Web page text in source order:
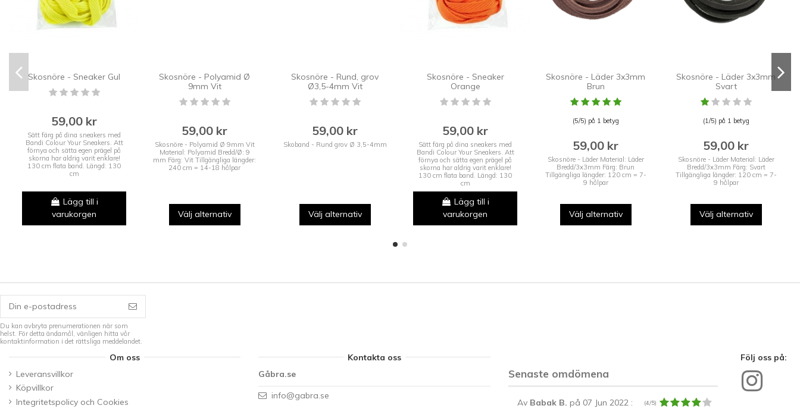
Skosnöre - Sneaker Gul
59,00 kr
Sätt färg på dina sneakers med
Bandi Colour Your Sneakers. Att
förnya och sätta egen prägel på
skorna har aldrig varit enklare!
130 cm flata band. Längd: 130
cm
Lägg till i
varukorgen
Skosnöre - Polyamid Ø
9mm Vit
59,00 kr
Skosnöre - Polyamid Ø 9mm Vit
Material: Polyamid Bredd/Ø: 9
mm Färg: Vit Tillgängliga längder:
240 cm = 14-18 hålpar
Välj alternativ
Skosnöre - Rund, grov
Ø3,5-4mm Vit
59,00 kr
Skoband - Rund grov Ø 3,5-4mm
Välj alternativ
Skosnöre - Sneaker
Orange
59,00 kr
Sätt färg på dina sneakers med
Bandi Colour Your Sneakers. Att
förnya och sätta egen prägel på
skorna har aldrig varit enklare!
130 cm flata band. Längd: 130
cm
Lägg till i
varukorgen
Skosnöre - Läder 3x3mm
Brun
(5/5) på 1 betyg
59,00 kr
Skosnöre - Läder Material: Läder
Bredd/3x3mm Färg: Brun
Tillgängliga längder: 120 cm = 7-
9 hålpar
Välj alternativ
Skosnöre - Läder 3x3mm
Svart
(1/5) på 1 betyg
59,00 kr
Skosnöre - Läder Material: Läder
Bredd/3x3mm Färg: Svart
Tillgängliga längder: 120 cm = 7-
9 hålpar
Välj alternativ
Du kan avbryta prenumerationen när som
helst. För detta ändamål, vänligen hitta vår
kontaktinformation i det rättsliga meddelandet.
Om oss
Leveransvillkor
Köpvillkor
Integritetspolicy och Cookies
Kontakta oss
Gåbra.se
info@gabra.se
Senaste omdömena
Av Babak B. på 07 Jun 2022 : (4/5)
Följ oss på: